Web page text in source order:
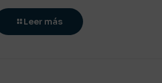
Leer más